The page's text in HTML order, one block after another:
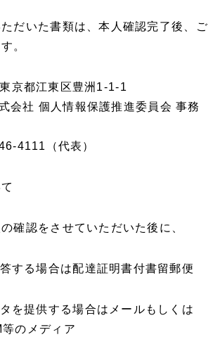
だいた書類は、本人確認完了後、ご
。
京都江東区豊洲1-1-1
会社 個人情報保護推進委員会 事務
4111（代表）
確認をさせていただいた後に、
する場合は配達証明書付書留郵便
を提供する場合はメールもしくは
のメディア